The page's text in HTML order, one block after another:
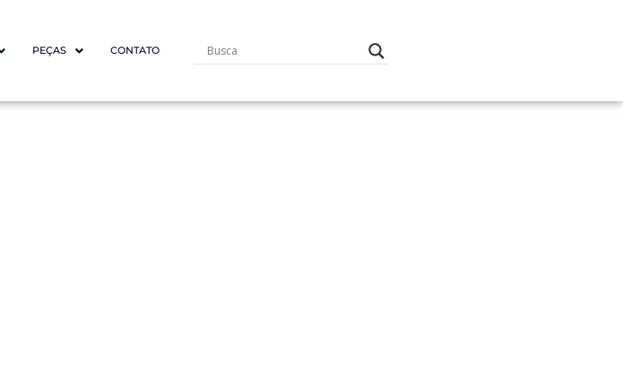
PEÇAS CONTATO